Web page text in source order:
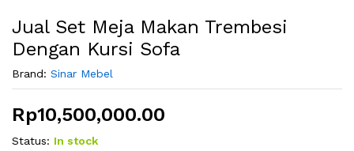
Jual Set Meja Makan Trembesi
Dengan Kursi Sofa
Brand: Sinar Mebel
Rp10,500,000.00
Status: In stock